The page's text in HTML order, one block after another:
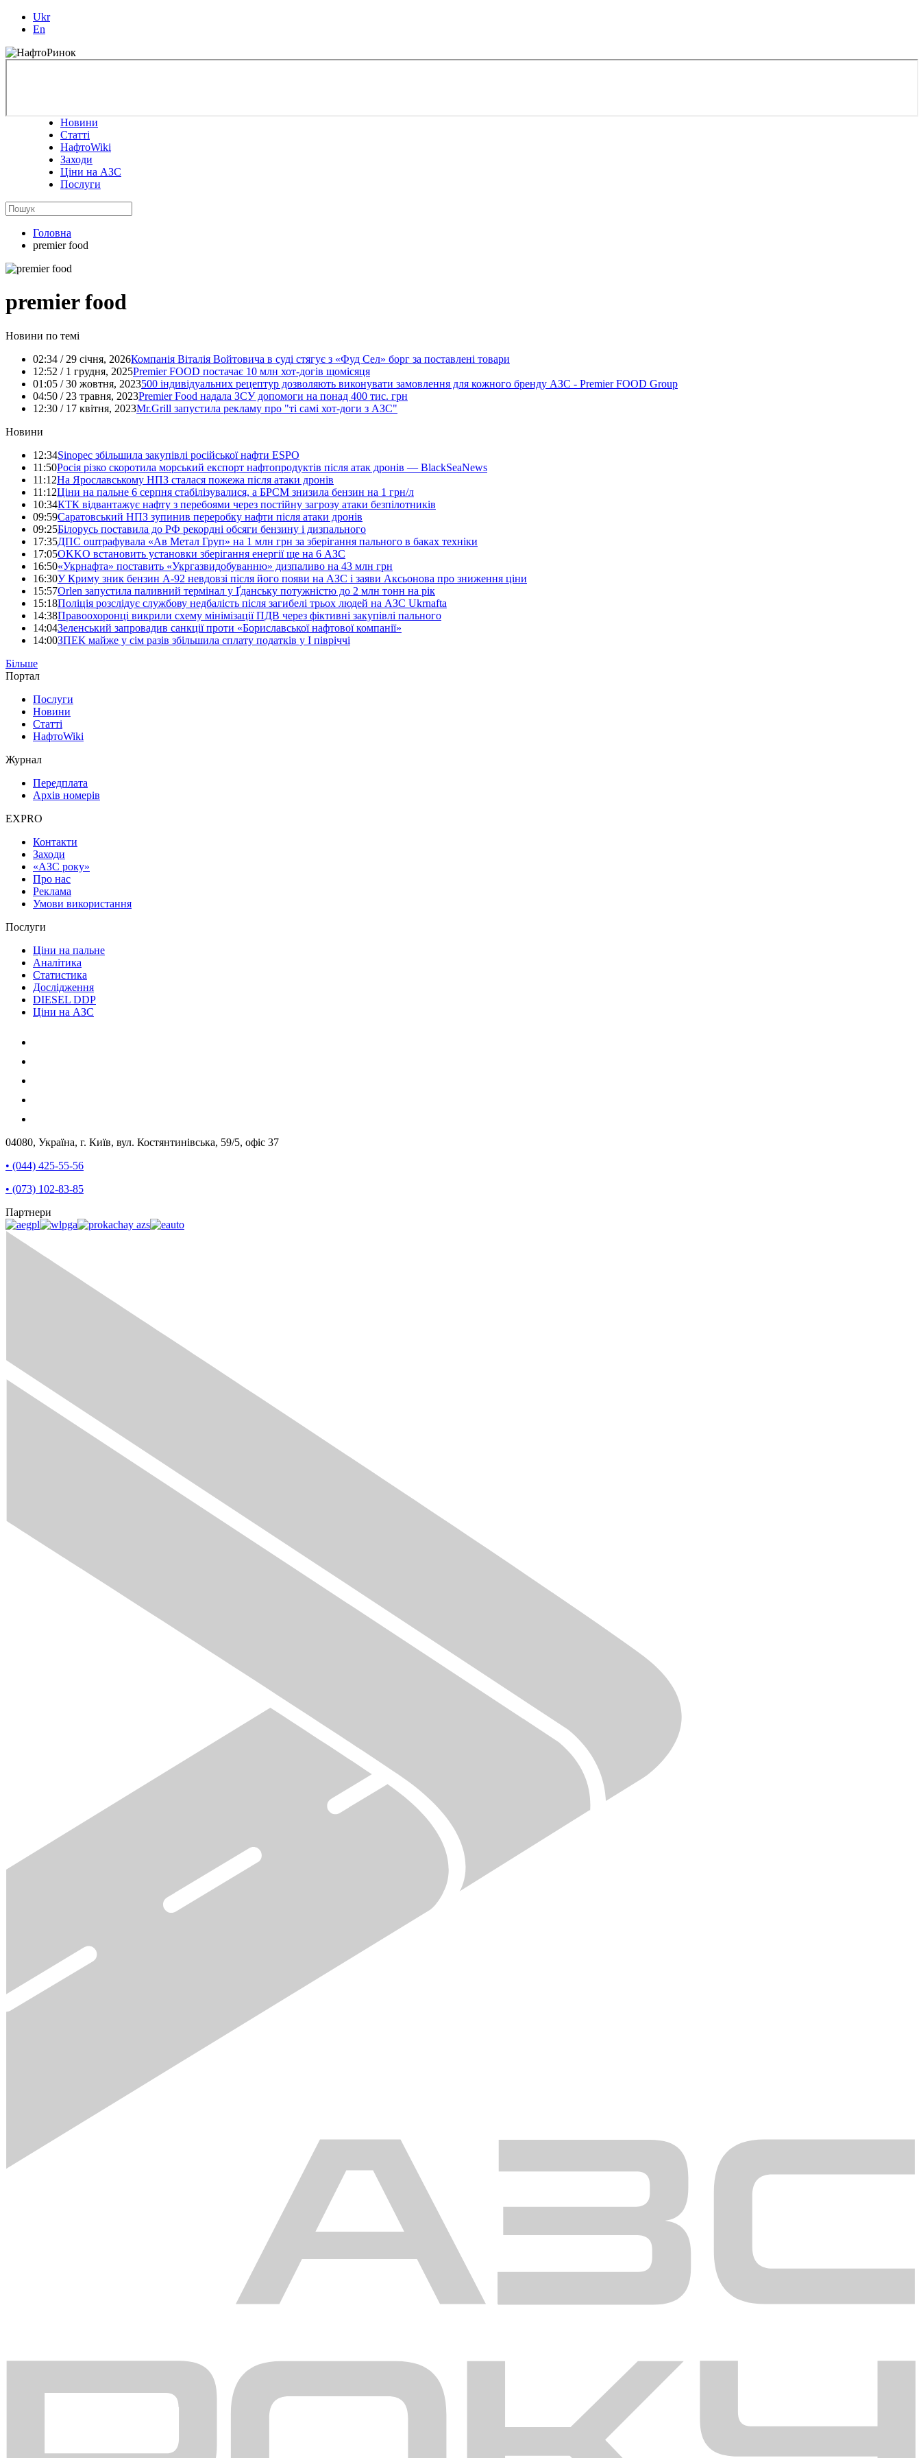
Ukr
En
Новини
Статті
НафтоWiki
Заходи
Ціни на АЗС
Послуги
Головна
premier food
premier food
Новини по темі
02:34 / 29 січня, 2026Компанія Віталія Войтовича в суді стягує з «Фуд Сел» борг за поставлені товари
12:52 / 1 грудня, 2025Premier FOOD постачає 10 млн хот-догів щомісяця
01:05 / 30 жовтня, 2023500 індивідуальних рецептур дозволяють виконувати замовлення для кожного бренду АЗС - Premier FOOD Group
04:50 / 23 травня, 2023Premier Food надала ЗСУ допомоги на понад 400 тис. грн
12:30 / 17 квітня, 2023Mr.Grill запустила рекламу про "ті самі хот-доги з АЗС"
Новини
12:34Sinopec збільшила закупівлі російської нафти ESPO
11:50Росія різко скоротила морський експорт нафтопродуктів після атак дронів — BlackSeaNews
11:12На Ярославському НПЗ сталася пожежа після атаки дронів
11:12Ціни на пальне 6 серпня стабілізувалися, а БРСМ знизила бензин на 1 грн/л
10:34КТК відвантажує нафту з перебоями через постійну загрозу атаки безпілотників
09:59Саратовський НПЗ зупинив переробку нафти після атаки дронів
09:25Білорусь поставила до РФ рекордні обсяги бензину і дизпального
17:35ДПС оштрафувала «Ав Метал Груп» на 1 млн грн за зберігання пального в баках техніки
17:05OKKO встановить установки зберігання енергії ще на 6 АЗС
16:50«Укрнафта» поставить «Укргазвидобуванню» дизпаливо на 43 млн грн
16:30У Криму зник бензин А-92 невдовзі після його появи на АЗС і заяви Аксьонова про зниження ціни
15:57Orlen запустила паливний термінал у Ґданську потужністю до 2 млн тонн на рік
15:18Поліція розслідує службову недбалість після загибелі трьох людей на АЗС Ukrnafta
14:38Правоохоронці викрили схему мінімізації ПДВ через фіктивні закупівлі пального
14:04Зеленський запровадив санкції проти «Бориславської нафтової компанії»
14:00ЗПЕК майже у сім разів збільшила сплату податків у І півріччі
Більше
Портал
Послуги
Новини
Статті
НафтоWiki
Журнал
Передплата
Архів номерів
EXPRO
Контакти
Заходи
«АЗС року»
Про нас
Реклама
Умови використання
Послуги
Ціни на пальне
Аналітика
Статистика
Дослідження
DIESEL DDP
Ціни на АЗС
04080, Україна, г. Київ, вул. Костянтинівська, 59/5, офіс 37
• (044) 425-55-56
• (073) 102-83-85
Партнери